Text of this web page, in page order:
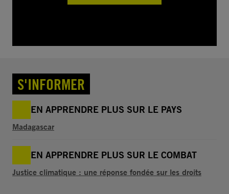
S'INFORMER
EN APPRENDRE PLUS SUR LE PAYS
Madagascar
EN APPRENDRE PLUS SUR LE COMBAT
Justice climatique : une réponse fondée sur les droits